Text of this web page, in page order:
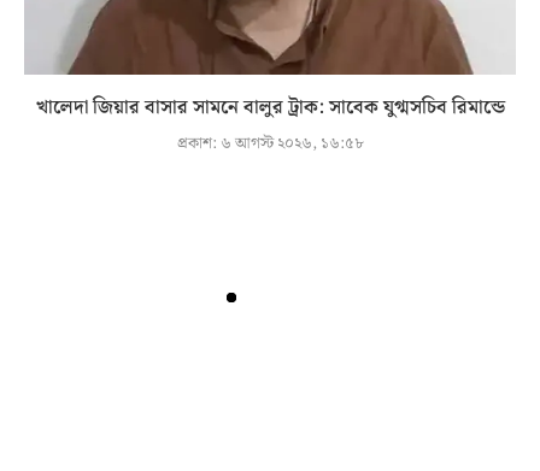
খালেদা জিয়ার বাসার সামনে বালুর ট্রাক: সাবেক যুগ্মসচিব রিমান্ডে
প্রকাশ: ৬ আগস্ট ২০২৬, ১৬:৫৮